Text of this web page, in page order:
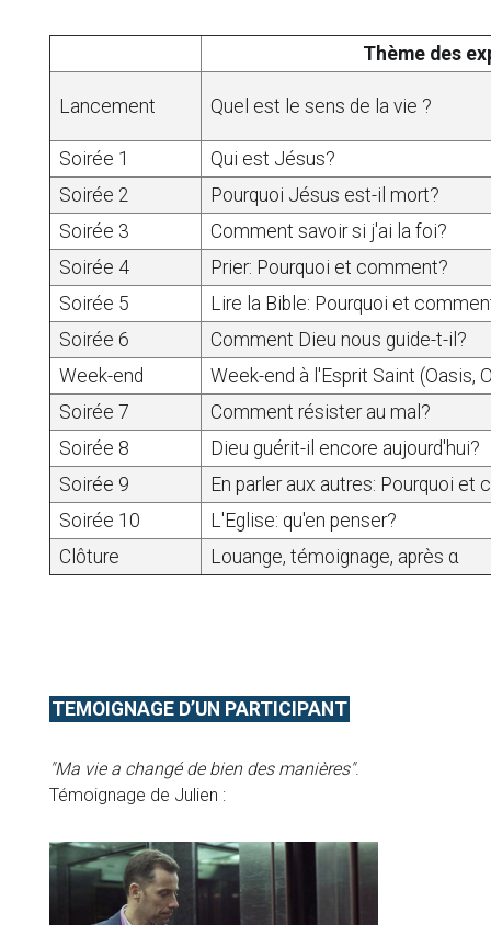
Thème des
Lancement Quel est le sens de la vie ?
Soirée 1
Qui est Jésus?
Soirée 2
Pourquoi Jésus est-il mort?
Soirée 3
Comment savoir si j'ai la foi?
Soirée 4
Prier: Pourquoi et comment?
Soirée 5
Lire la Bible: Pourquoi et
Soirée 6
Comment Dieu nous guide-t-il?
Week-end
Week-end à l'Esprit Saint (Oasis,
Soirée 7
Comment résister au mal?
Soirée 8
Dieu guérit-il encore aujourd'hui?
Soirée 9
En parler aux autres: Pourquoi et
Soirée 10
L'Eglise: qu'en penser?
Clôture
Louange, témoignage, après α
TEMOIGNAGE D’UN PARTICIPANT
"Ma vie a changé de bien des manières".
Témoignage de Julien :